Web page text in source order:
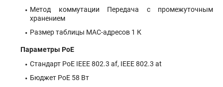
Метод коммутации Передача с промежуточным
хранением
Размер таблицы MAC-адресов 1 К
Параметры PoE
Стандарт PoE IEEE 802.3 af, IEEE 802.3 at
Бюджет PoE 58 Вт